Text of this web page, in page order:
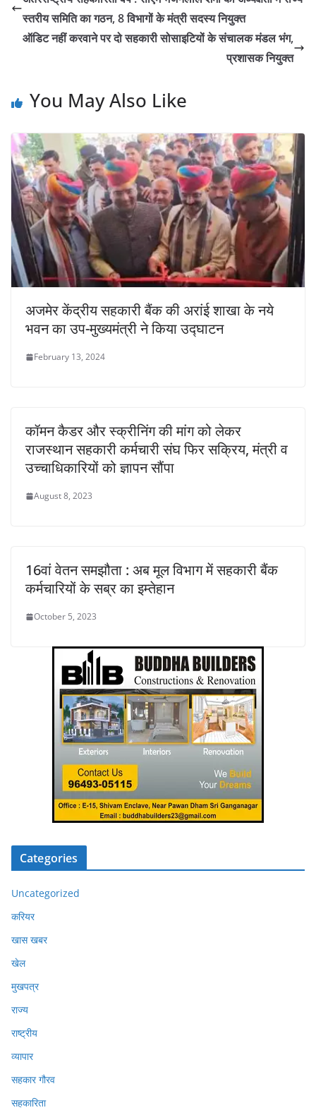
स्तरीय समिति का गठन, 8 विभागों के मंत्री सदस्य नियुक्त
ऑडिट नहीं करवाने पर दो सहकारी सोसाइटियों के संचालक मंडल भंग,
प्रशासक नियुक्त
You May Also Like
अजमेर केंद्रीय सहकारी बैंक की अरांई शाखा के नये
भवन का उप-मुख्यमंत्री ने किया उद्घाटन
February 13, 2024
कॉमन कैडर और स्क्रीनिंग की मांग को लेकर
राजस्थान सहकारी कर्मचारी संघ फिर सक्रिय, मंत्री व
उच्चाधिकारियों को ज्ञापन सौंपा
August 8, 2023
16वां वेतन समझौता : अब मूल विभाग में सहकारी बैंक
कर्मचारियों के सब्र का इम्तेहान
October 5, 2023
Categories
Uncategorized
करियर
खास खबर
खेल
मुखपत्र
राज्य
राष्ट्रीय
व्यापार
सहकार गौरव
सहकारिता